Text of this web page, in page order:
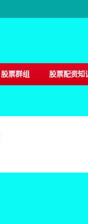
股票群组 股票配资知